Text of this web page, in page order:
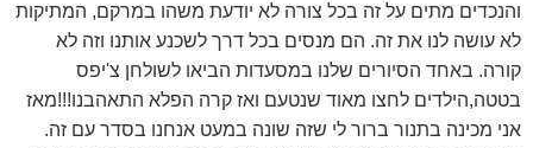
והנכדים מתים על זה בכל צורה לא יודעת משהו במרקם, המתיקות
לא עושה לנו את זה. הם מנסים בכל דרך לשכנע אותנו וזה לא
קורה. באחד הסיורים שלנו במסעדות הביאו לשולחן צ'יפס
בטטה,הילדים לחצו מאוד שנטעם ואז קרה הפלא התאהבנו!!!מאז
אני מכינה בתנור ברור לי שזה שונה במעט אנחנו בסדר עם זה.